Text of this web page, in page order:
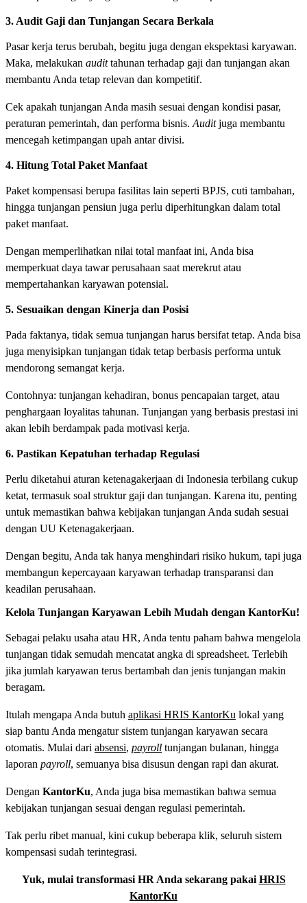
3. Audit Gaji dan Tunjangan Secara Berkala
Pasar kerja terus berubah, begitu juga dengan ekspektasi karyawan.
Maka, melakukan audittahunan terhadap gaji dan tunjangan akan
membantu Anda tetap relevan dan kompetitif.
Cek apakah tunjangan Anda masih sesuai dengan kondisi pasar,
peraturan pemerintah, dan performa bisnis. Auditjuga membantu
mencegah ketimpangan upah antar divisi.
4. Hitung Total Paket Manfaat
Paket kompensasi berupa fasilitas lain seperti BPJS, cuti tambahan,
hingga tunjangan pensiun juga perlu diperhitungkan dalam total
paket manfaat.
Dengan memperlihatkan nilai total manfaat ini, Anda bisa
memperkuat daya tawar perusahaan saat merekrut atau
mempertahankan karyawan potensial.
5. Sesuaikan dengan Kinerja dan Posisi
Pada faktanya, tidak semua tunjangan harus bersifat tetap. Anda bisa
juga menyisipkan tunjangan tidak tetap berbasis performa untuk
mendorong semangat kerja.
Contohnya: tunjangan kehadiran, bonus pencapaian target, atau
penghargaan loyalitas tahunan. Tunjangan yang berbasis prestasi ini
akan lebih berdampak pada motivasi kerja.
6. Pastikan Kepatuhan terhadap Regulasi
Perlu diketahui aturan ketenagakerjaan di Indonesia terbilang cukup
ketat, termasuk soal struktur gaji dan tunjangan. Karena itu, penting
untuk memastikan bahwa kebijakan tunjangan Anda sudah sesuai
dengan UU Ketenagakerjaan.
Dengan begitu, Anda tak hanya menghindari risiko hukum, tapi juga
membangun kepercayaan karyawan terhadap transparansi dan
keadilan perusahaan.
Kelola Tunjangan Karyawan Lebih Mudah dengan KantorKu!
Sebagai pelaku usaha atau HR, Anda tentu paham bahwa mengelola
tunjangan tidak semudah mencatat angka di spreadsheet. Terlebih
jika jumlah karyawan terus bertambah dan jenis tunjangan makin
beragam.
Itulah mengapa Anda butuh aplikasi HRIS KantorKu lokal yang
siap bantu Anda mengatur sistem tunjangan karyawan secara
otomatis. Mulai dari absensi, payroll tunjangan bulanan, hingga
laporan payroll, semuanya bisa disusun dengan rapi dan akurat.
Dengan KantorKu, Anda juga bisa memastikan bahwa semua
kebijakan tunjangan sesuai dengan regulasi pemerintah.
Tak perlu ribet manual, kini cukup beberapa klik, seluruh sistem
kompensasi sudah terintegrasi.
Yuk, mulai transformasi HR Anda sekarang pakaiHRIS
KantorKu